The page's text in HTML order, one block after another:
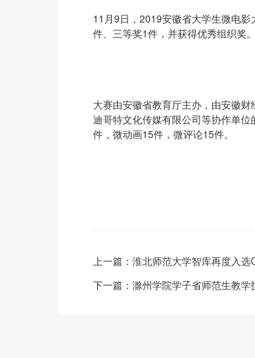
11月9日，2019安徽省大学生微电
件、三等奖1件，并获得优秀组织奖。
大赛由安徽省教育厅主办，由安徽
迪哥特文化传媒有限公司等协作单
件，微动画15件，微评论15件。
上一篇： 淮北师范大学智库再度入
下一篇： 滁州学院学子省师范生教学